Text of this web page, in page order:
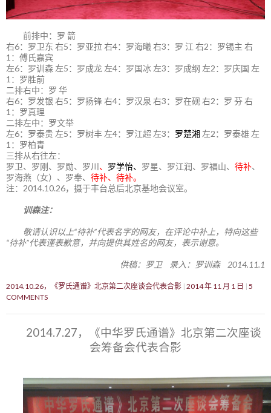
前排中：罗 箭
右6：罗卫东 右5：罗亚拉 右4：罗海曦 右3：罗 江 右2：罗锡主 右
1：傅氏嘉宾
左6：罗训森 左5：罗成龙 左4：罗国冰 左3：罗成纲 左2：罗庆国 左
1：罗胜前
二排右中：罗 华
右6：罗发银 右5：罗扬锋 右4：罗汉泉 右3：罗在砚 右2：罗 芬 右
1：罗真理
二排左中：罗文举
左6：罗泰贵 左5：罗树丰 左4：罗江超 左3： 罗楚湘 左2：罗泰雄 左
1：罗柏青
三排从右往左：
罗卫、罗刚、罗勋、罗川 、 罗学怡、 罗星、罗江润、罗福山、 待补、
罗海燕（女）、罗奉、 待补、待补。
注：2014.10.26，摄于丰台总后北京基地会议室。
训森注：
敬请认识以上“待补”代表名字的网友，在评论中补上，特向这些
“待补”代表谨表歉意，并向提供其姓名的网友，表示谢意。
供稿：罗卫 录入：罗训森 2014.11.1
2014.10.26，《罗氏通谱》北京第二次座谈会代表合影 2014 年 11 月 1 日
5
COMMENTS
2014.7.27，《中华罗氏通谱》北京第二次座谈
会筹备会代表合影